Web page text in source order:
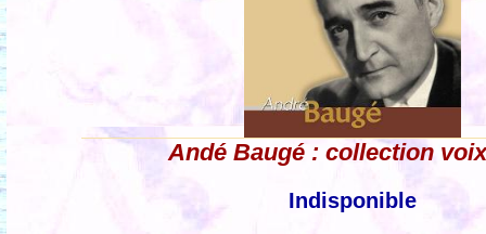
Andé Baugé : collection
Indisponible